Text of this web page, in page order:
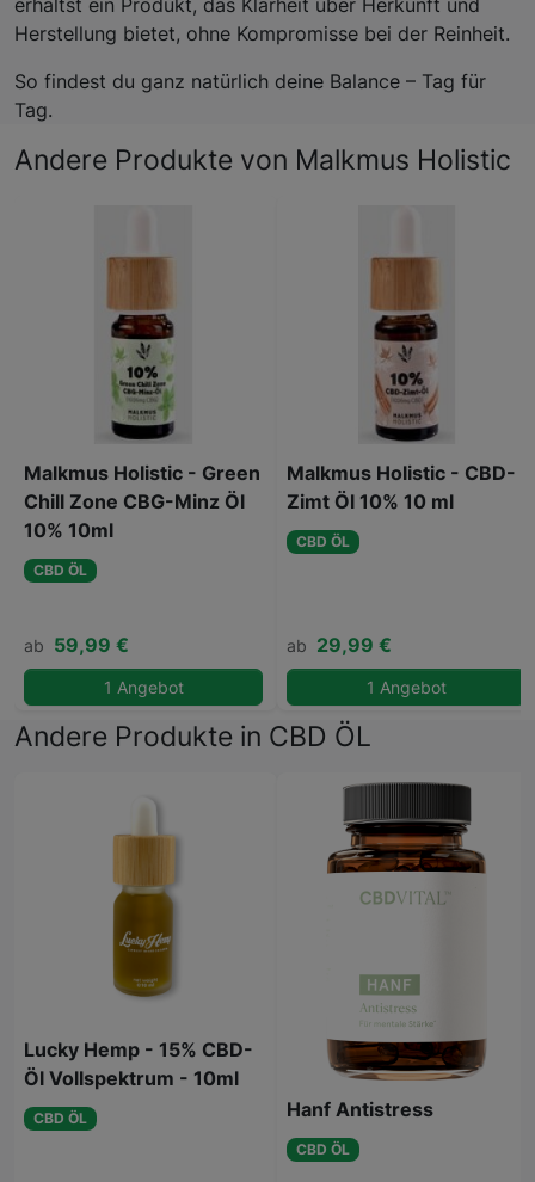
Herstellung bietet, ohne Kompromisse bei der Reinheit.
So findest du ganz natürlich deine Balance – Tag für
Tag.
Andere Produkte von Malkmus Holistic
Malkmus Holistic - Green
Chill Zone CBG-Minz Öl
10% 10ml
CBD ÖL
ab 59,99 €
1 Angebot
Malkmus Holistic - CBD-
Zimt Öl 10% 10 ml
CBD ÖL
ab 29,99 €
1 Angebot
Andere Produkte in CBD ÖL
Lucky Hemp - 15% CBD-
Öl Vollspektrum - 10ml
CBD ÖL Hanf Antistress
CBD ÖL